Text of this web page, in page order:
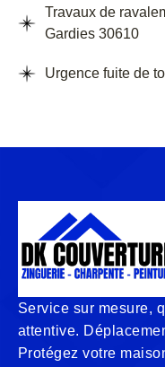
Travaux de
Gardies 30610
Urgence fuite de
Service sur mesure,
attentive.
Protégez votre